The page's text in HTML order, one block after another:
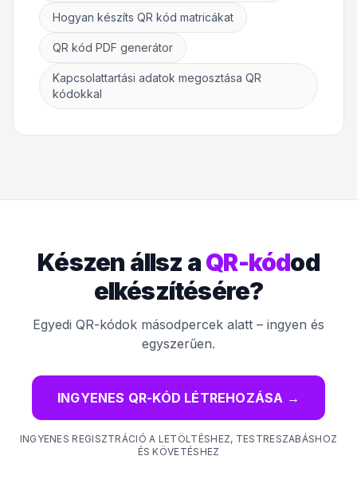
Hogyan készíts QR kód matricákat
QR kód PDF generátor
Kapcsolattartási adatok megosztása QR
kódokkal
Készen állsz aQR-kódod
elkészítésére?
Egyedi QR-kódok másodpercek alatt – ingyen és
egyszerűen.
INGYENES QR-KÓD LÉTREHOZÁSA →
INGYENES REGISZTRÁCIÓ A LETÖLTÉSHEZ, TESTRESZABÁSHOZ
ÉS KÖVETÉSHEZ